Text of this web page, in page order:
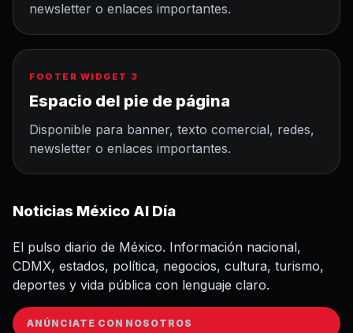
newsletter o enlaces importantes.
FOOTER WIDGET 3
Espacio del pie de página
Disponible para banner, texto comercial, redes,
newsletter o enlaces importantes.
Noticias México Al Día
El pulso diario de México. Información nacional,
CDMX, estados, política, negocios, cultura, turismo,
deportes y vida pública con lenguaje claro.
ANÚNCIATE CON NOSOTROS